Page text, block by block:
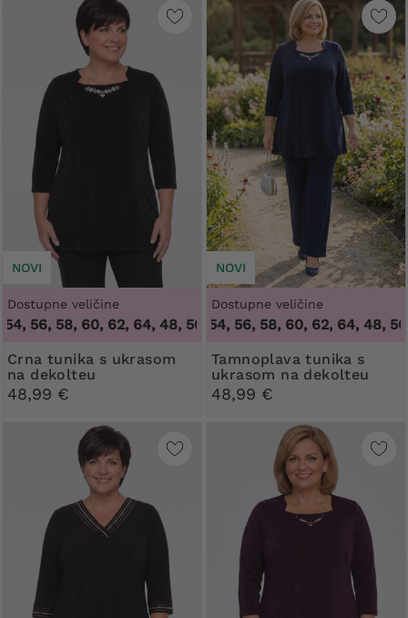
NOVI
Dostupne veličine
58, 60, 62, 64, 48, 50, 52, 54, 56, 58, 60, 62, 64
Crna tunika s ukrasom
na dekolteu
48,99 €
NOVI
Dostupne veličine
48, 50, 52, 54, 56, 58, 60, 62, 64, 48, 50,
Tamnoplava tunika s
ukrasom na dekolteu
48,99 €